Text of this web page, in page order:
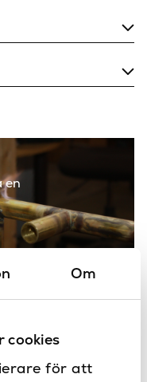
Om
cookies
för att
ø210 mm
guld, Borstad nickel,
Borstad svart krom,
Guld, Krom, Matt svart
1400
10 bar
Vägg
Dusch
Classic
LH
en